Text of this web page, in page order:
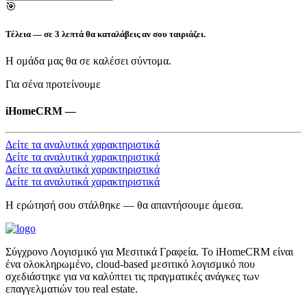
🎯
Τέλεια — σε 3 λεπτά θα καταλάβεις αν σου ταιριάζει.
Η ομάδα μας θα σε καλέσει σύντομα.
Για σένα προτείνουμε
iHomeCRM—
Δείτε τα αναλυτικά χαρακτηριστικά
Δείτε τα αναλυτικά χαρακτηριστικά
Δείτε τα αναλυτικά χαρακτηριστικά
Δείτε τα αναλυτικά χαρακτηριστικά
Η ερώτησή σου στάλθηκε — θα απαντήσουμε άμεσα.
Σύγχρονο Λογισμικό για Μεσιτικά Γραφεία. Το iHomeCRM είναι
ένα ολοκληρωμένο, cloud-based μεσιτικό λογισμικό που
σχεδιάστηκε για να καλύπτει τις πραγματικές ανάγκες των
επαγγελματιών του real estate.